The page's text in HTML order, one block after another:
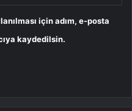
için adım, e-posta
kaydedilsin.